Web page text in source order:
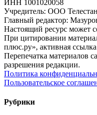
ИНН 1001020058
Учредитель: ООО
Главный редактор:
Настоящий ресурс может
При цитировании
плюс.ру», активная
Перепечатка материалов
разрешения редакции.
Политика
Пользовательское
Рубрики